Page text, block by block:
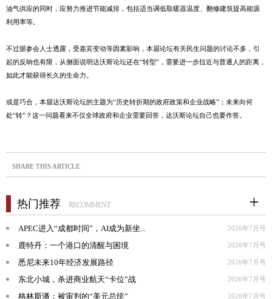
油气供应的同时，应努力推进节能减排，包括适当调低取暖器温度、翻修建筑提高能源
利用率等。
不过据参会人士透露，受嘉宾变动等因素影响，本届论坛有关民生问题的讨论不多，引
起的反响也有限，从侧面说明达沃斯论坛还在“转型”，需要进一步拉近与普通人的距离，
如此才能获得长久的生命力。
或是巧合，本届达沃斯论坛的主题为“历史转折期的政府政策和企业战略”；未来向何
处“转”？这一问题看来不仅全球政府和企业需要回答，达沃斯论坛自己也要作答。
SHARE THIS ARTICLE
热门推荐 RECOMMENT
APEC进入“成都时间”，AI成为新坐... 2026年7月号
鹿特丹：一个港口的清醒与困境 2026年7月号
悉尼未来10年经济发展路径 2026年7月号
东北小城，杀进商业航天“卡位”战 2026年7月号
格林斯潘：被审判的“美元总统” 2026年7月号